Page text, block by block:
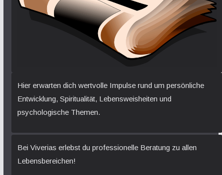
Hier erwarten dich wertvolle Impulse rund um persönliche
Entwicklung, Spiritualität, Lebensweisheiten und
psychologische Themen.
Bei Viverias erlebst du professionelle Beratung zu allen
Lebensbereichen!